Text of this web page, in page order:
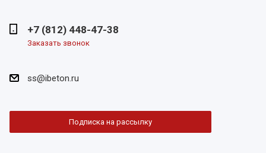
+7 (812) 448-47-38
Заказать звонок
ss@ibeton.ru
Подписка на рассылку